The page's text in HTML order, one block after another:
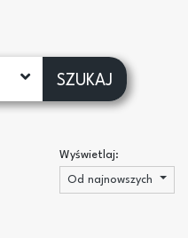
SZUKAJ
Wyświetlaj:
Od najnowszych